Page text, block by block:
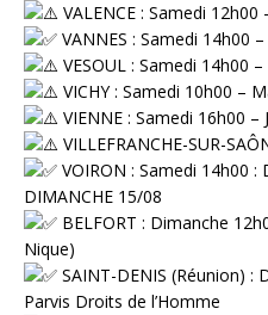
VALENCE : Samedi
VANNES : Samedi 14h00
VESOUL : Samedi 14h00
VICHY : Samedi 10h00 –
VIENNE : Samedi 16h00 –
VILLEFRANCHE-SUR-
VOIRON : Samedi 14h00 :
DIMANCHE 15/08
⁠BELFORT : Dimanche
Nique)
⁠SAINT-DENIS (Réunion) :
Parvis Droits de l’Homme